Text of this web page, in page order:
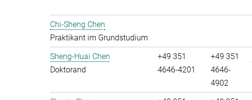
Chi-Sheng Chen
Praktikant im Grundstudium
Sheng-Huai Chen
Doktorand
+49 351
4646-4201
+49 351
4646-
4902